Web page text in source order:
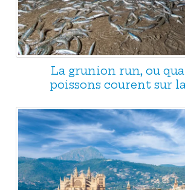
La grunion run, ou
poissons courent sur